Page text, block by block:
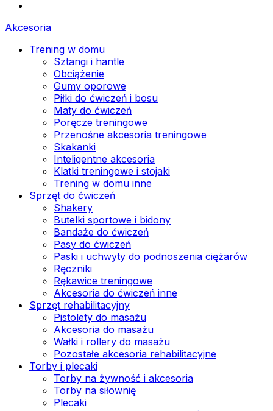
Akcesoria
Trening w domu
Sztangi i hantle
Obciążenie
Gumy oporowe
Piłki do ćwiczeń i bosu
Maty do ćwiczeń
Poręcze treningowe
Przenośne akcesoria treningowe
Skakanki
Inteligentne akcesoria
Klatki treningowe i stojaki
Trening w domu inne
Sprzęt do ćwiczeń
Shakery
Butelki sportowe i bidony
Bandaże do ćwiczeń
Pasy do ćwiczeń
Paski i uchwyty do podnoszenia ciężarów
Ręczniki
Rękawice treningowe
Akcesoria do ćwiczeń inne
Sprzęt rehabilitacyjny
Pistolety do masażu
Akcesoria do masażu
Wałki i rollery do masażu
Pozostałe akcesoria rehabilitacyjne
Torby i plecaki
Torby na żywność i akcesoria
Torby na siłownię
Plecaki